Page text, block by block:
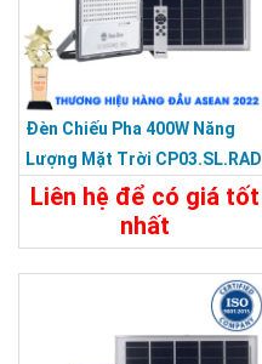
Đèn Chiếu Pha 400W Năng
Lượng Mặt Trời CP03.SL.RAD
400W.V2
Liên hệ để có giá tốt
nhất